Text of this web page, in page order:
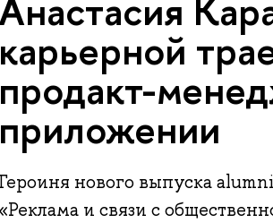
карьерной
продакт-
приложении
Героиня нового выпуска
«Реклама и связи с